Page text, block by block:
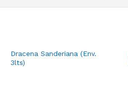
Dracena Sanderiana (Env.
3lts)